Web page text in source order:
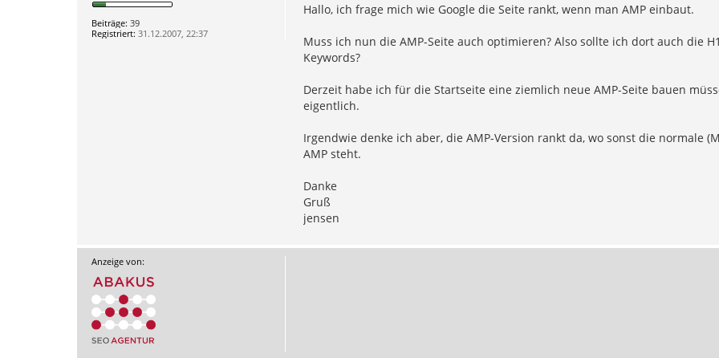
Beiträge: 39
Registriert: 31.12.2007, 22:37
t
g
Hallo, ich frage mich wie Google die Seite rankt, wenn man AMP einbaut.
Muss ich nun die AMP-Seite auch optimieren? Also sollte ich dort auch die
Keywords?
Derzeit habe ich für die Startseite eine ziemlich neue AMP-Seite bauen
eigentlich.
Irgendwie denke ich aber, die AMP-Version rankt da, wo sonst die normale
AMP steht.
Danke
Gruß
jensen
Anzeige von: